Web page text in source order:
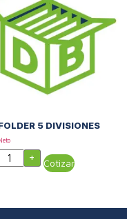
5 DIVISIONES
+ Cotizar